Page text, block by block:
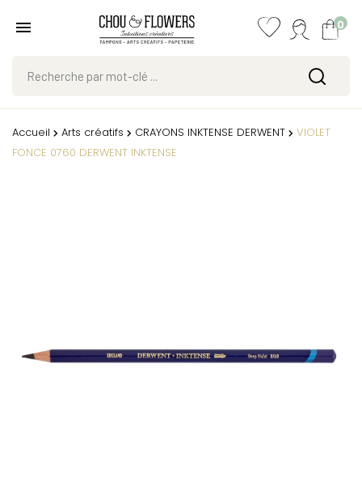
0
Accueil Arts créatifs CRAYONS INKTENSE DERWENT
VIOLET
FONCE 0760 DERWENT INKTENSE